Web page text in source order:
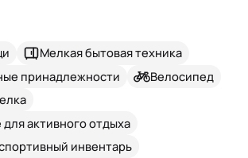
Мелкая бытовая техника
принадлежности
Велосипед
активного отдыха
инвентарь